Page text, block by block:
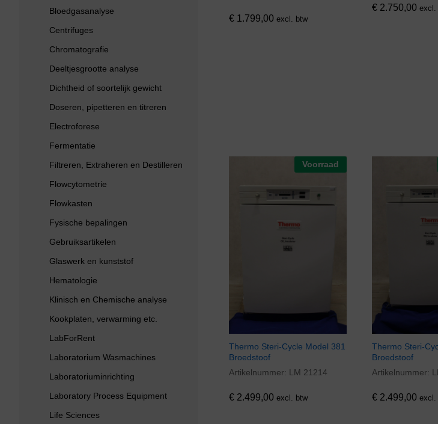
€1.799,00 excl. btw
€2.750,00 excl.
Voorraad
Thermo Steri­-Cycle Model 381
Broedstoof
Artikelnummer: LM 21214
€2.499,00 excl. btw
€2.499,00
Thermo Steri­-
Broedstoof
Artikelnummer:
€2.499,00 excl.
€2.499,00
Bloedgasanalyse
Centrifuges
Chromatografie
Deeltjesgrootte analyse
Dichtheid of soortelijk gewicht
Doseren, pipetteren en titreren
Electroforese
Fermentatie
Filtreren, Extraheren en Destilleren
Flowcytometrie
Flowkasten
Fysische bepalingen
Gebruiksartikelen
Glaswerk en kunststof
Hematologie
Klinisch en Chemische analyse
Kookplaten, verwarming etc.
LabForRent
Laboratorium Wasmachines
Laboratoriuminrichting
Laboratory Process Equipment
Life Sciences